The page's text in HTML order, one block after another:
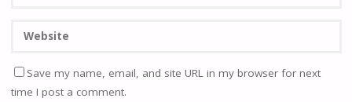
Save my name, email, and site URL in my browser for next
time I post a comment.